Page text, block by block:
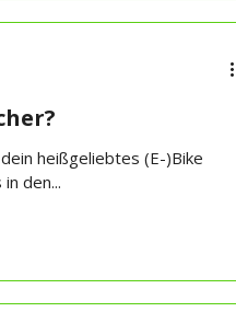
heißgeliebtes (E-)Bike
den...